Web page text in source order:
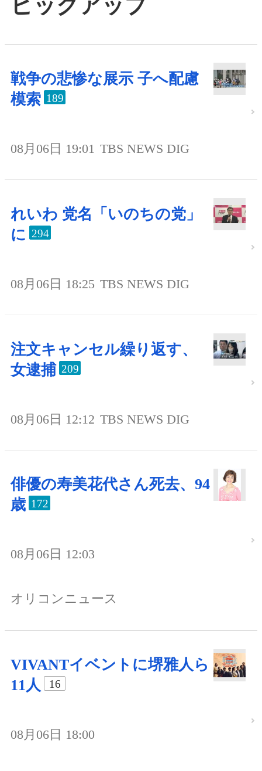
ピックアップ
戦争の悲惨な展示 子へ配慮
模索 189
08月06日 19:01 TBS NEWS DIG
れいわ 党名「いのちの党」
に 294
08月06日 18:25 TBS NEWS DIG
注文キャンセル繰り返す、
女逮捕 209
08月06日 12:12 TBS NEWS DIG
俳優の寿美花代さん死去、94
歳 172
08月06日 12:03
オリコンニュース
VIVANTイベントに堺雅人ら
11人
16
08月06日 18:00